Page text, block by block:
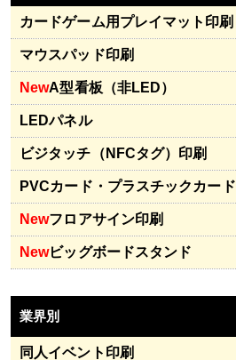
カードゲーム用プレイマット印刷
マウスパッド印刷
NewA型看板（非LED）
LEDパネル
ビジタッチ（NFCタグ）印刷
PVCカード・プラスチックカード
Newフロアサイン印刷
Newビッグボードスタンド
業界別
同人イベント印刷